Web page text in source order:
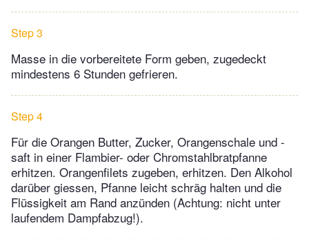
Step 3
Masse in die vorbereitete Form geben, zugedeckt
mindestens 6 Stunden gefrieren.
Step 4
Für die Orangen Butter, Zucker, Orangenschale und -
saft in einer Flambier- oder Chromstahlbratpfanne
erhitzen. Orangenfilets zugeben, erhitzen. Den Alkohol
darüber giessen, Pfanne leicht schräg halten und die
Flüssigkeit am Rand anzünden (Achtung: nicht unter
laufendem Dampfabzug!).